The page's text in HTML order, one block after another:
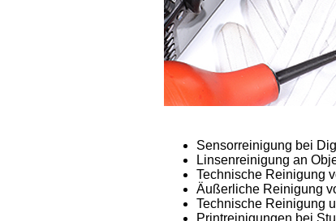
Sensorreinigung bei
Linsenreinigung an
Technische Reinigung
Äußerliche Reinigung
Technische Reinigung
Printreinigungen bei